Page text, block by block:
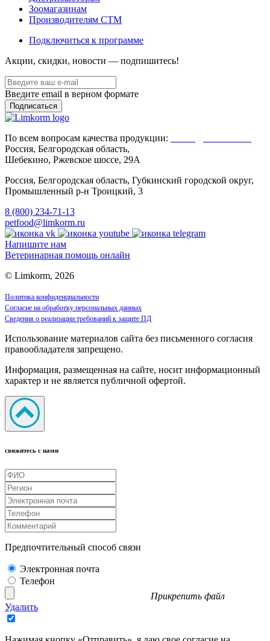
Зоомагазинам
Производителям CTM
Подключиться к программе
Акции, скидки, новости — подпишитесь!
Введите email в верном формате
По всем вопросам качества продукции:
Россия, Белгородская область,
Шебекино, Ржевское шоссе, 29А
Россия, Белгородская область, Губкинский городской округ,
Промышленный р-н Троицкий, 3
8 (800) 234-71-13
petfood@limkorm.ru
Напишите нам
Ветеринарная помощь онлайн
© Limkorm, 2026
Политика конфиденциальности
Согласие на обработку персональных данных
Сведения о реализации требований к защите ПД
Использование материалов сайта без письменного согласия
правообладателя запрещено.
Информация, размещенная на сайте, носит информационный
характер и не является публичной офертой.
свяжитесь с нами
Предпочтительный способ связи
Электронная почта
Телефон
Прикрепить файл
Удалить